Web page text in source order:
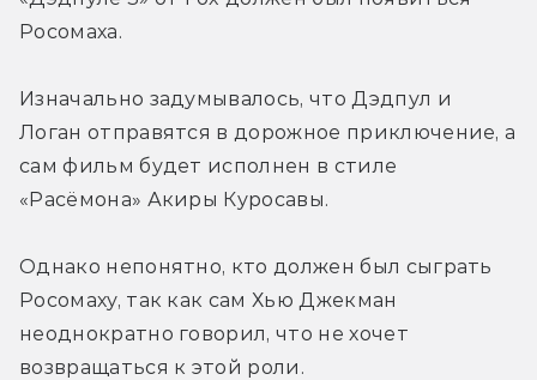
Росомаха.
Изначально задумывалось, что Дэдпул и
Логан отправятся в дорожное приключение, а
сам фильм будет исполнен в стиле
«Расёмона» Акиры Куросавы.
Однако непонятно, кто должен был сыграть
Росомаху, так как сам Хью Джекман
неоднократно говорил, что не хочет
возвращаться к этой роли.